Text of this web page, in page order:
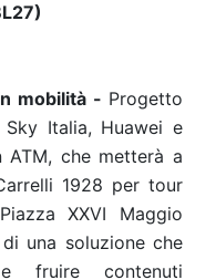
mobilità - Progetto
Italia, Huawei e
che metterà a
1928 per tour
XXVI Maggio
una soluzione che
fruire contenuti